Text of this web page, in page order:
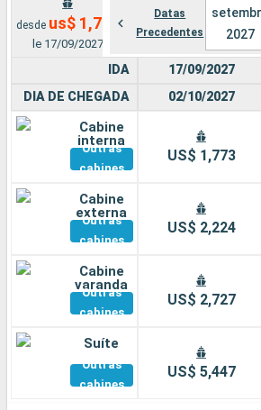
desde us$ 1,773
le 17/09/2027
Datas
Precedentes
2027
IDA
DIA DE CHEGADA
Cabine
interna
Outras
cabines
Cabine
externa
Outras
cabines
Cabine
varanda
Outras
cabines
Suíte
Outras
cabines
17/09/2027
02/10/2027
US$ 1,773
US$ 2,224
US$ 2,727
US$ 5,447
Cidades
Pesquisar